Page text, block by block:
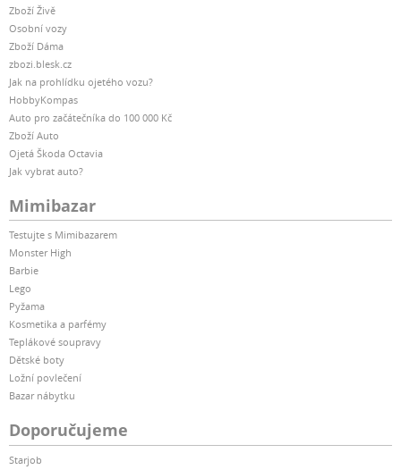
Zboží Živě
Osobní vozy
Zboží Dáma
zbozi.blesk.cz
Jak na prohlídku ojetého vozu?
HobbyKompas
Auto pro začátečníka do 100 000 Kč
Zboží Auto
Ojetá Škoda Octavia
Jak vybrat auto?
Mimibazar
Testujte s Mimibazarem
Monster High
Barbie
Lego
Pyžama
Kosmetika a parfémy
Teplákové soupravy
Dětské boty
Ložní povlečení
Bazar nábytku
Doporučujeme
Starjob